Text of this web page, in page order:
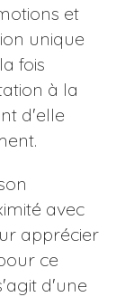
et
unique
fois
à la
d'elle
avec
apprécier
ce
d'une